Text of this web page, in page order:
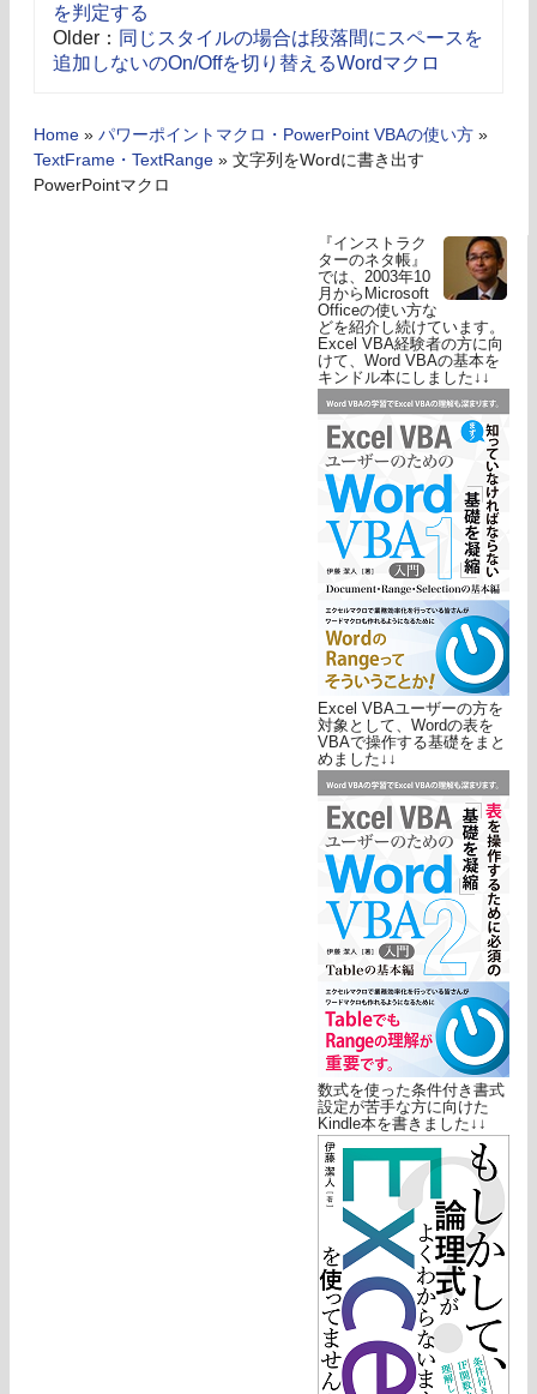
を判定する
Older： 同じスタイルの場合は段落間にスペースを
追加しないのOn/Offを切り替えるWordマクロ
Home » パワーポイントマクロ・PowerPoint VBAの使い方 »
TextFrame・TextRange » 文字列をWordに書き出す
PowerPointマクロ
『インストラク
ターのネタ帳』
では、2003年10
月からMicrosoft
Officeの使い方な
どを紹介し続けています。
Excel VBA経験者の方に向
けて、Word VBAの基本を
キンドル本にしました↓↓
Excel VBAユーザーの方を
対象として、Wordの表を
VBAで操作する基礎をまと
めました↓↓
数式を使った条件付き書式
設定が苦手な方に向けた
Kindle本を書きました↓↓